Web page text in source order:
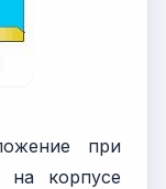
при
корпусе